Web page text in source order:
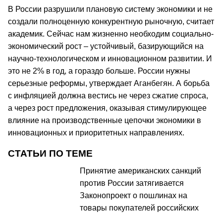
В России разрушили плановую систему экономики и не
создали полноценную конкурентную рыночную, считает
академик. Сейчас нам жизненно необходим социально-
экономический рост – устойчивый, базирующийся на
научно-технологическом и инновационном развитии. И
это не 2% в год, а гораздо больше. России нужны
серьезные реформы, утверждает Аганбегян. А борьба
с инфляцией должна вестись не через сжатие спроса,
а через рост предложения, оказывая стимулирующее
влияние на производственные цепочки экономики в
инновационных и приоритетных направлениях.
СТАТЬИ ПО ТЕМЕ
Принятие американских санкций
против России затягивается
Законопроект о пошлинах на
товары покупателей российских